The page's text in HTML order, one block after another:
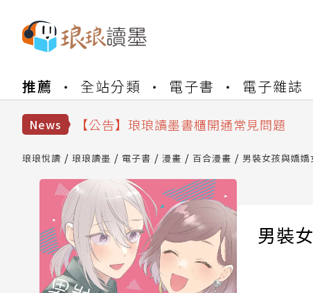
推薦 全站分類 電子書 電子雜誌
News
【公告】琅琅讀墨數位閱讀資產合併與
【公告】琅琅讀墨 3 分鐘完成書櫃開通
【公告】琅琅讀墨數位閱讀資產合併與書
琅琅悅讀 琅琅讀墨 電子書 漫畫 百合漫畫 男裝女孩與嬌嬌
男裝